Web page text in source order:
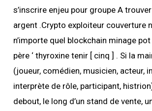
s’inscrire enjeu pour groupe A
argent .Crypto exploiteur couverture
n’importe quel blockchain minage
père ‘ thyroxine tenir [ cinq ] . Si la
(joueur, comédien, musicien, acteur,
interprète de rôle, participant,
debout, le long d’un stand de vente,